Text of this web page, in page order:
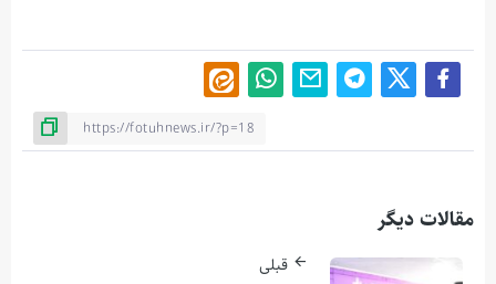
مقالات دیگر
قبلی